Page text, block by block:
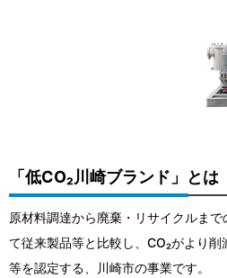
「低CO₂川崎ブランド」とは
原材料調達から廃棄・リサイクルま
て従来製品等と比較し、CO₂がより
等を認定する、川崎市の事業です。